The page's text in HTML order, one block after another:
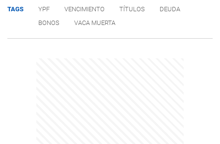
TAGS YPF VENCIMIENTO TÍTULOS
DEUDA
BONOS
VACA MUERTA